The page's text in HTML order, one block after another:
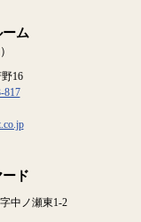
ム
16
817
ド
中ノ瀬東1-2